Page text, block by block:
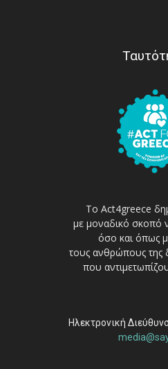
Το Act4greece
με μοναδικό σκοπό
όσο και όπως
τους ανθρώπους της
που
Ηλεκτρονική